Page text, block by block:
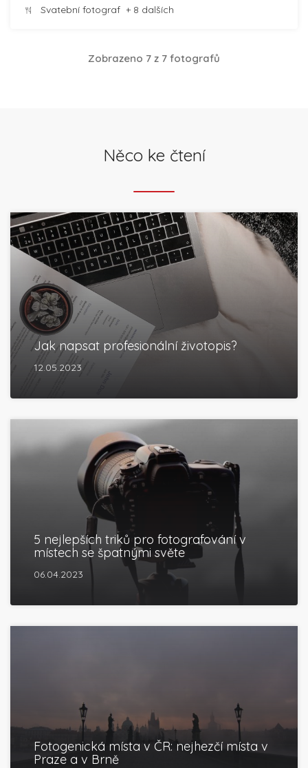
Svatební fotograf + 8 dalších
Zobrazeno 7 z 7 fotografů
Něco ke čtení
Jak napsat profesionální životopis?
12.05.2023
5 nejlepších triků pro fotografování v
místech se špatnými světe
06.04.2023
Fotogenická místa v ČR: nejhezčí místa v
Praze a v Brně